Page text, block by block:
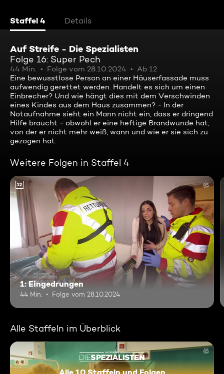
Staffel 4 Details
Auf Streife - Die Spezialisten
Folge 16: Super Pech
44 Min. Folge vom 28.10.2024
Ab 12
Eine bewusstlose Person an einer Häuserfassade muss
aufwendig gerettet werden. Handelt es sich um einen
Einbrecher? Und wie hängt dies mit dem Verschwinden
eines Kindes aus dem Haus zusammen? - In der
Notaufnahme sieht ein Mann nicht ein, dass er dringend
Hilfe braucht - obwohl er eine heftige Brandwunde hat,
von der er nicht mehr weiß, wann und wie er sie sich zu
gezogen hat.
Weitere Folgen in Staffel 4
12
1: Eingedrungen
44 Min. Folge vom 28.10.2024
Alle Staffeln im Überblick